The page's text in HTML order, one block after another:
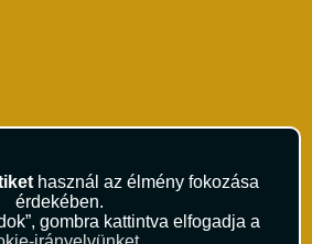
használ az élmény fokozása
érdekében.
gombra kattintva elfogadja a
Feltételek